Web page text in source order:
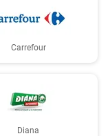
Carrefour
Diana